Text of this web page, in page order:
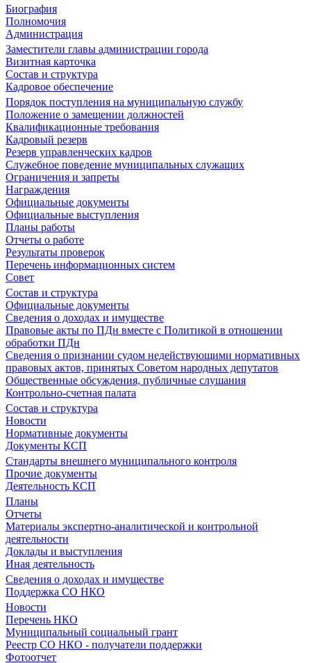
Биография
Полномочия
Администрация
Заместители главы администрации города
Визитная карточка
Состав и структура
Кадровое обеспечение
Порядок поступления на муниципальную службу
Положение о замещении должностей
Квалификационные требования
Кадровый резерв
Резерв управленческих кадров
Служебное поведение муниципальных служащих
Ограничения и запреты
Награждения
Официальные документы
Официальные выступления
Планы работы
Отчеты о работе
Результаты проверок
Перечень информационных систем
Совет
Состав и структура
Официальные документы
Сведения о доходах и имуществе
Правовые акты по ПДн вместе с Политикой в отношении
обработки ПДн
Сведения о признании судом недействующими нормативных
правовых актов, принятых Советом народных депутатов
Общественные обсуждения, публичные слушания
Контрольно-счетная палата
Состав и структура
Новости
Нормативные документы
Документы КСП
Стандарты внешнего муниципального контроля
Прочие документы
Деятельность КСП
Планы
Отчеты
Материалы экспертно-аналитической и контрольной
деятельности
Доклады и выступления
Иная деятельность
Сведения о доходах и имуществе
Поддержка СО НКО
Новости
Перечень НКО
Муниципальный социальный грант
Реестр СО НКО - получатели поддержки
Фотоотчет